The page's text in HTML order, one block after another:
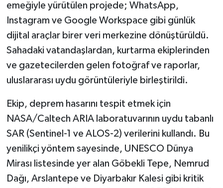
emeğiyle yürütülen projede; WhatsApp,
Instagram ve Google Workspace gibi günlük
dijital araçlar birer veri merkezine dönüştürüldü.
Sahadaki vatandaşlardan, kurtarma ekiplerinden
ve gazetecilerden gelen fotoğraf ve raporlar,
uluslararası uydu görüntüleriyle birleştirildi.
Ekip, deprem hasarını tespit etmek için
NASA/Caltech ARIA laboratuvarının uydu tabanlı
SAR (Sentinel-1 ve ALOS-2) verilerini kullandı. Bu
yenilikçi yöntem sayesinde, UNESCO Dünya
Mirası listesinde yer alan Göbekli Tepe, Nemrud
Dağı, Arslantepe ve Diyarbakır Kalesi gibi kritik